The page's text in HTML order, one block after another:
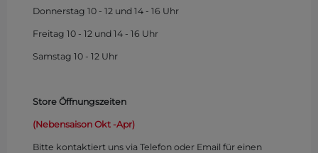
Donnerstag 10 - 12 und 14 - 16 Uhr
Freitag 10 - 12 und 14 - 16 Uhr
Samstag 10 - 12 Uhr
Store Öffnungszeiten
(Nebensaison Okt -Apr)
Bitte kontaktiert uns via Telefon oder Email für einen